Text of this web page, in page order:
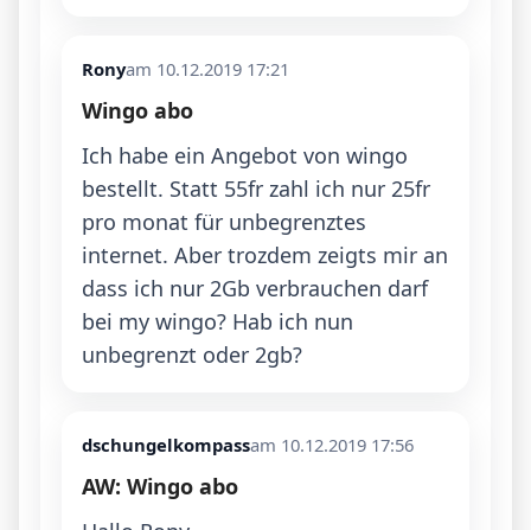
Ronyam 10.12.2019 17:21
Wingo abo
Ich habe ein Angebot von wingo
bestellt. Statt 55fr zahl ich nur 25fr
pro monat für unbegrenztes
internet. Aber trozdem zeigts mir an
dass ich nur 2Gb verbrauchen darf
bei my wingo? Hab ich nun
unbegrenzt oder 2gb?
dschungelkompassam 10.12.2019 17:56
AW: Wingo abo